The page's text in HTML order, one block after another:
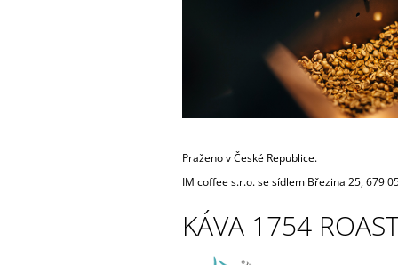
Praženo v České Republice.
IM coffee s.r.o. se sídlem Březina 25, 679
KÁVA 1754